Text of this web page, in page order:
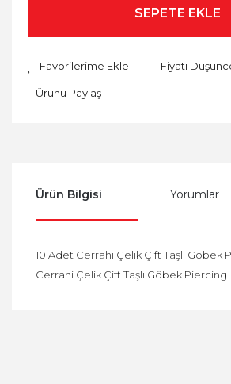
SEPETE EKLE
Fiyatı
Ürünü Paylaş
Ürün Bilgisi Yorumlar
10 Adet Cerrahi Çelik Çift Taşlı Göbek
Cerrahi Çelik Çift Taşlı Göbek Piercing